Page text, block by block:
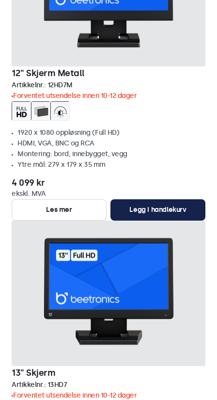
12" Skjerm Metall
Artikkelnr.: 12HD7M
Forventet utsendelse innen 10-12 dager
1920 x 1080 oppløsning (Full HD)
HDMI, VGA, BNC og RCA
Montering: bord, innebygget, vegg
Ytre mål: 279 x 179 x 35 mm
4 099 kr
ekskl. MVA
Les mer
Legg i handlekurv
13" Skjerm
Artikkelnr.: 13HD7
Forventet utsendelse innen 10-12 dager